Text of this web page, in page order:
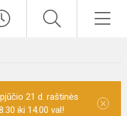
21 d. raštinės
iki 14.00 val!
×